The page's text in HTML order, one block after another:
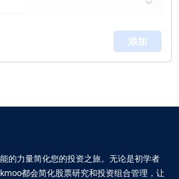
添加
的力量简化您的投资之旅。无论是初学者
都会简化股票研究和投资组合管理，让